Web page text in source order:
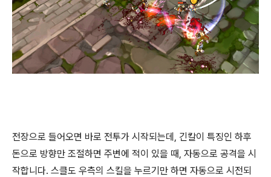
전장으로 들어오면 바로 전투가 시작되는데, 긴칼이 특징인 하후
돈으로 방향만 조절하면 주변에 적이 있을 때, 자동으로 공격을 시
작합니다. 스클도 우측의 스킬을 누르기만 하면 자동으로 시전되